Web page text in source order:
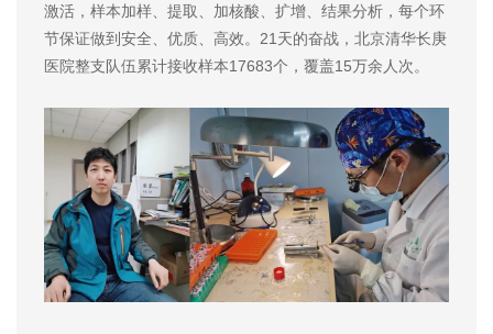
激活，样本加样、提取、加核酸、扩增、结果分析，每个环
节保证做到安全、优质、高效。21天的奋战，北京清华长庚
医院整支队伍累计接收样本17683个，覆盖15万余人次。